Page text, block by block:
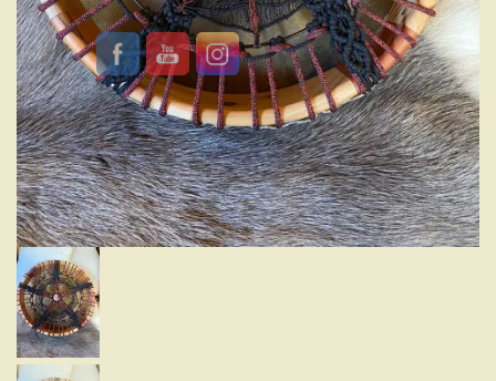
INSTRUMENTS SACRÉS
MON BLOG
ACTUALITÉ
ME CONTACTER
MON COMPTE
MON PANIER